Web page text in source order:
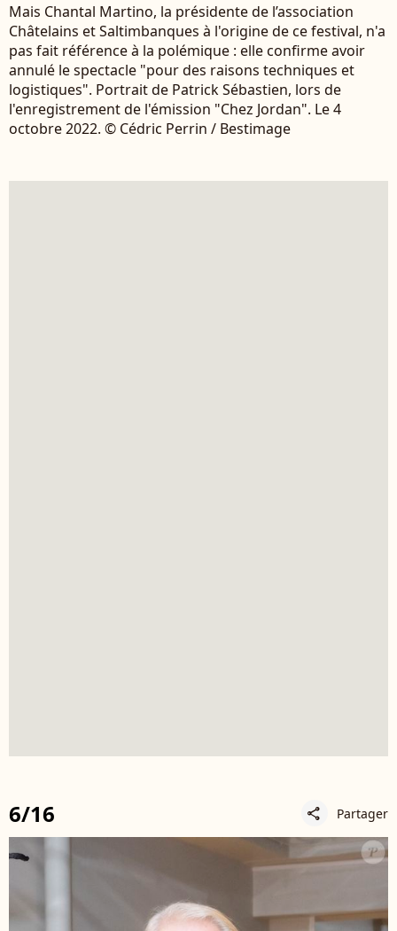
Mais Chantal Martino, la présidente de l’association
Châtelains et Saltimbanques à l'origine de ce festival, n'a
pas fait référence à la polémique : elle confirme avoir
annulé le spectacle "pour des raisons techniques et
logistiques". Portrait de Patrick Sébastien, lors de
l'enregistrement de l'émission "Chez Jordan". Le 4
octobre 2022. © Cédric Perrin / Bestimage
6/16 share Partager